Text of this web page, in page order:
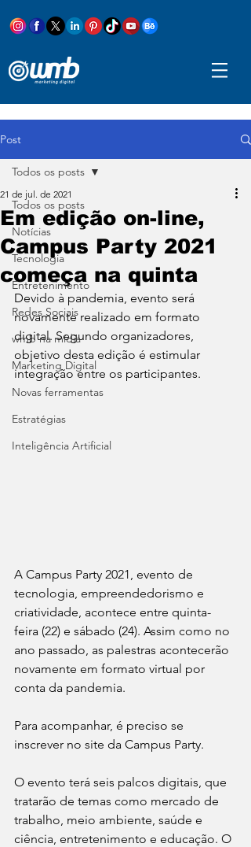
Post
Todos os posts
Notícias
Tecnologia
Entretenimento
Redes Sociais
wmb na mídia
Marketing Digital
Novas ferramentas
Estratégias
Inteligência Artificial
Todos os posts
Em edição on-line,
Campus Party 2021
começa na quinta
21 de jul. de 2021
Devido à pandemia, evento será
novamente realizado em formato
digital. Segundo organizadores,
objetivo desta edição é estimular
integração entre os participantes.
A Campus Party 2021, evento de
tecnologia, empreendedorismo e
criatividade, acontece entre quinta-
feira (22) e sábado (24). Assim como no
ano passado, as palestras acontecerão
novamente em formato virtual por
conta da pandemia.
Para acompanhar, é preciso se
inscrever no site da Campus Party.
O evento terá seis palcos digitais, que
tratarão de temas como mercado de
trabalho, meio ambiente, saúde e
ciência, entretenimento e educação. O